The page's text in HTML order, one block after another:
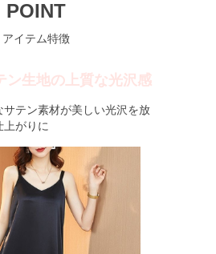
POINT
アイテム特徴
ン生地の上質な光沢感
サテン素材が美しい光沢を放
上がりに